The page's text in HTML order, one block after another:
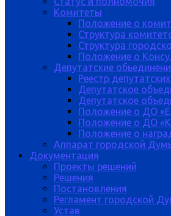
Комитеты
Положение о
Структура
Структура
Положение о
Депутатские
Реестр
Депутатское
Депутатское
Положение о ДО
Положение о ДО
Положение о
Аппарат городской
Документация
Проекты решений
Решения
Постановления
Регламент городской
Устав